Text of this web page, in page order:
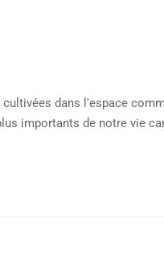
dans l'espace
importants de notre vie